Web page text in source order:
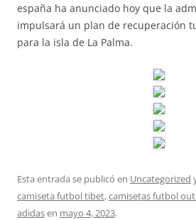
españa ha anunciado hoy que la
impulsará un plan de recuperación
para la isla de La Palma.
Esta entrada se publicó en Uncategorized
camiseta futbol tibet,camisetas futbol
adidasen mayo 4, 2023.